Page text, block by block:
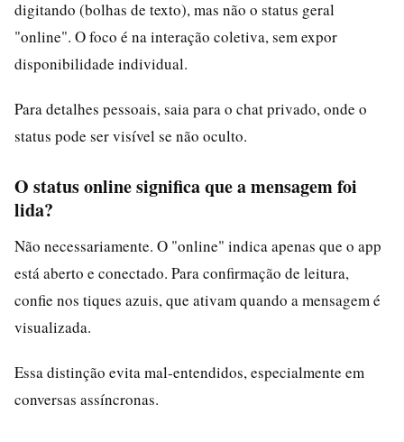
digitando (bolhas de texto), mas não o status geral
"online". O foco é na interação coletiva, sem expor
disponibilidade individual.
Para detalhes pessoais, saia para o chat privado, onde o
status pode ser visível se não oculto.
O status online significa que a mensagem foi
lida?
Não necessariamente. O "online" indica apenas que o app
está aberto e conectado. Para confirmação de leitura,
confie nos tiques azuis, que ativam quando a mensagem é
visualizada.
Essa distinção evita mal-entendidos, especialmente em
conversas assíncronas.